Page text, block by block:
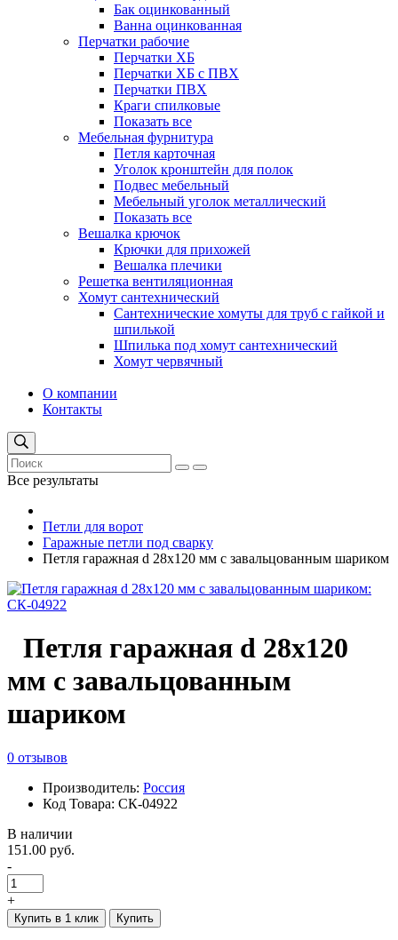
Бак оцинкованный
Ванна оцинкованная
Перчатки рабочие
Перчатки ХБ
Перчатки ХБ с ПВХ
Перчатки ПВХ
Краги спилковые
Показать все
Мебельная фурнитура
Петля карточная
Уголок кронштейн для полок
Подвес мебельный
Мебельный уголок металлический
Показать все
Вешалка крючок
Крючки для прихожей
Вешалка плечики
Решетка вентиляционная
Хомут сантехнический
Сантехнические хомуты для труб с гайкой и
шпилькой
Шпилька под хомут сантехнический
Хомут червячный
О компании
Контакты
Все результаты
Петли для ворот
Гаражные петли под сварку
Петля гаражная d 28х120 мм с завальцованным шариком
Петля гаражная d 28х120
мм с завальцованным
шариком
0 отзывов
Производитель: Россия
Код Товара: СК-04922
В наличии
151.00 руб.
-
+
Купить в 1 клик Купить